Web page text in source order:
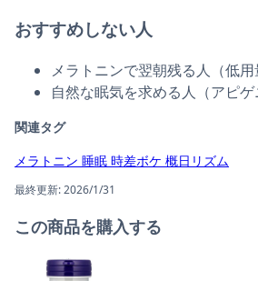
おすすめしない人
メラトニンで翌朝残る人（低用
自然な眠気を求める人（アピゲ
関連タグ
メラトニン 睡眠 時差ボケ 概日リズム
最終更新: 2026/1/31
この商品を購入する